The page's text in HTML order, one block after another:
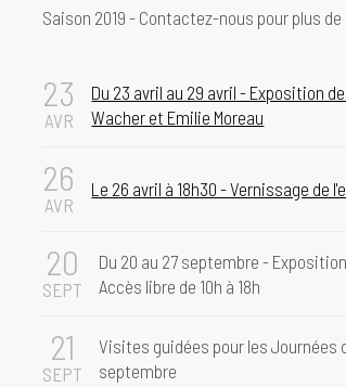
Saison 2019 - Contactez-nous pour plus
23
AVR
Du 23 avril au 29 avril - Exposition
Wacher et Emilie Moreau
26
AVR
Le 26 avril à 18h30 - Vernissage de
20
SEPT
Du 20 au 27 septembre -
Accès libre de 10h à 18h
21
SEPT
Visites guidées pour les Journées
septembre